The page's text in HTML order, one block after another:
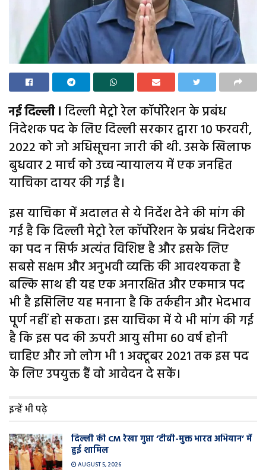
नई दिल्ली lदिल्ली मेट्रो रेल कॉर्पोरेशन के प्रबंध
निदेशक पद के लिए दिल्ली सरकार द्वारा 10 फरवरी,
2022 को जो अधिसूचना जारी की थी. उसके खिलाफ
बुधवार 2 मार्च को उच्च न्यायालय में एक जनहित
याचिका दायर की गई है।
इस याचिका में अदालत से ये निर्देश देने की मांग की
गई है कि दिल्ली मेट्रो रेल कॉर्पोरेशन के प्रबंध निदेशक
का पद न सिर्फ अत्यंत विशिष्ट है और इसके लिए
सबसे सक्षम और अनुभवी व्यक्ति की आवश्यकता है
बल्कि साथ ही यह एक अनारक्षित और एकमात्र पद
भी है इसिलिए यह मनाना है कि तर्कहीन और भेदभाव
पूर्ण नहीं हो सकता। इस याचिका में ये भी मांग की गई
है कि इस पद की ऊपरी आयु सीमा 60 वर्ष होनी
चाहिए और जो लोग भी 1 अक्टूबर 2021 तक इस पद
के लिए उपयुक्त हैं वो आवेदन दे सकें।
इन्हें भी पढ़े
दिल्ली की CM रेखा गुप्ता ‘टीबी-मुक्त भारत अभियान’ में
हुई शामिल
AUGUST 5, 2026